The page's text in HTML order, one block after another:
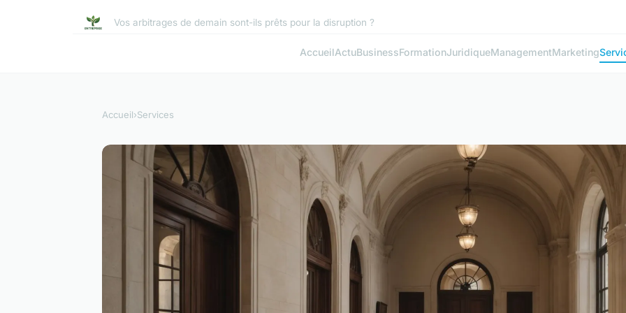
Vos arbitrages de demain sont-ils prêts pour la disruption ?
AccueilActuBusinessFormationJuridiqueManagementMarketing
Accueil›Services